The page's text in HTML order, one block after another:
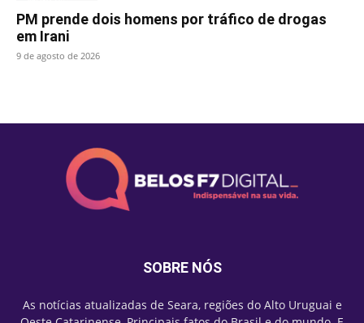
PM prende dois homens por tráfico de drogas
em Irani
9 de agosto de 2026
SOBRE NÓS
As notícias atualizadas de Seara, regiões do Alto Uruguai e